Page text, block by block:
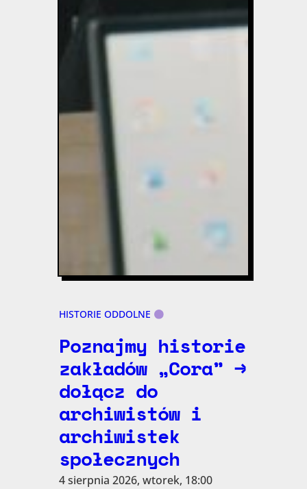
HISTORIE ODDOLNE
Poznajmy historie
zakładów „Cora” →
dołącz do
archiwistów i
archiwistek
społecznych
4 sierpnia 2026, wtorek, 18:00